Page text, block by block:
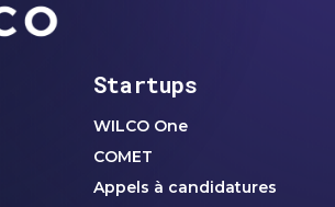
Startups
WILCO One
COMET
Appels à candidatures